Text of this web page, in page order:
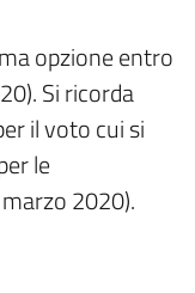
opzione entro
Si ricorda
il voto cui si
le
2020).